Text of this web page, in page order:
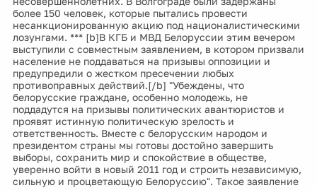
более 150 человек, которые пытались провести
несанкционированную акцию под националистическими
лозунгами. *** [b]В КГБ и МВД Белоруссии этим вечером
выступили с совместным заявлением, в котором призвали
население не поддаваться на призывы оппозиции и
предупредили о жестком пресечении любых
противоправных действий.[/b] "Убеждены, что
белорусские граждане, особенно молодежь, не
поддадутся на призывы политических авантюристов и
проявят истинную политическую зрелость и
ответственность. Вместе с белорусским народом и
президентом страны мы готовы достойно завершить
выборы, сохранить мир и спокойствие в обществе,
уверенно войти в новый 2011 год и строить независимую,
сильную и процветающую Белоруссию". Такое заявление